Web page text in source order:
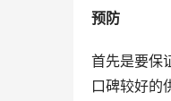
预防
首先是要保
口碑较好的